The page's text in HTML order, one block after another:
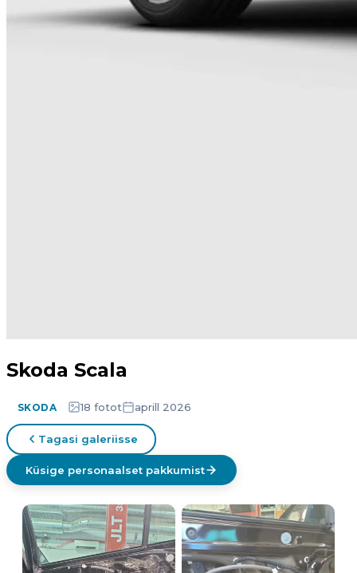
Skoda Scala
SKODA 18 fotot aprill 2026
Tagasi galeriisse
Küsige personaalset pakkumist